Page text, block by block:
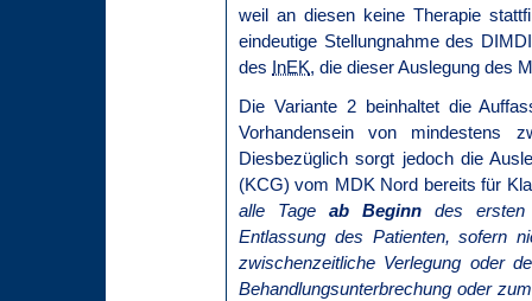
weil an diesen keine Therapie
eindeutige Stellungnahme des
des InEK, die dieser Auslegung des
Die Variante 2 beinhaltet die
Vorhandensein von mindestens
Diesbezüglich sorgt jedoch die
(KCG) vom MDK Nord bereits für
alle Tage ab Beginn des ersten
Entlassung des Patienten, sofern
zwischenzeitliche Verlegung oder
Behandlungsunterbrechung oder